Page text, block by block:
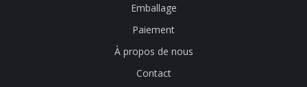
Emballage
Paiement
À propos de nous
Contact